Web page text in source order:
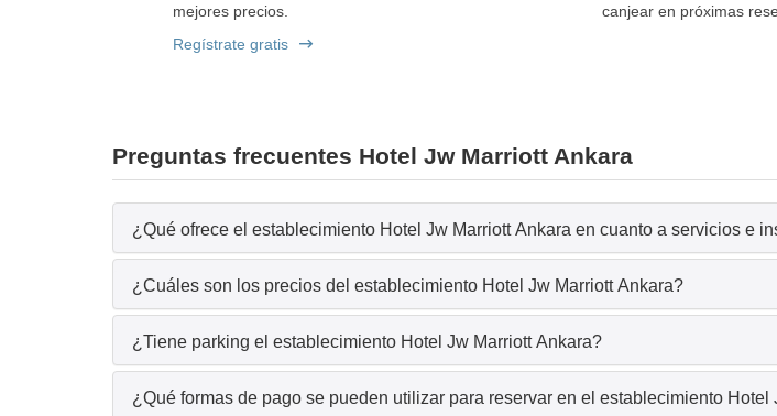
mejores precios.
Regístrate gratis
canjear en próximas
Preguntas frecuentes Hotel Jw Marriott Ankara
¿Qué ofrece el establecimiento Hotel Jw Marriott Ankara en cuanto a servicios e
¿Cuáles son los precios del establecimiento Hotel Jw Marriott Ankara?
¿Tiene parking el establecimiento Hotel Jw Marriott Ankara?
¿Qué formas de pago se pueden utilizar para reservar en el establecimiento Hotel